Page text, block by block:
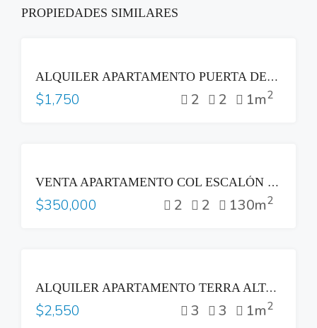
PROPIEDADES SIMILARES
ALQUILER APARTAMENTO PUERTA DEL ALMA ZONA MULTIPLAZA ANTIGUO CUSCATLAN
$1,750 2 2 1m2
VENTA APARTAMENTO COL ESCALÓN PARTE ALTA LAS VISTAS SAN SALVADOR
$350,000 2 2 130m2
ALQUILER APARTAMENTO TERRA ALTA COLONIA ESCALÓN SAN SALVADOR
$2,550 3 3 1m2